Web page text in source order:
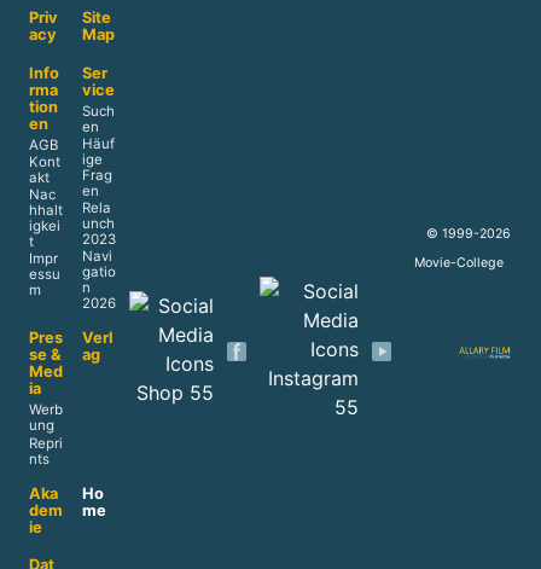
Priv
acy
Site
Map
Info
rma
tion
en
AGB
Kont
akt
Nac
hhalt
igkei
t
Impr
essu
m
Ser
vice
Such
en
Häuf
ige
Frag
en
Rela
unch
2023
Navi
gatio
n
2026
Pres
se &
Med
ia
Werb
ung
Repri
nts
Verl
ag
Aka
dem
ie
Ho
me
Dat
© 1999-2026
Movie-College